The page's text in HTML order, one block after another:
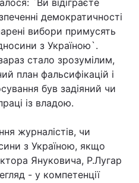
`Ви відіграєте
демократичності
вибори примусять
з Україною`.
стало зрозумілим,
план фальсифікацій і
був задіяний чи
із владою.
журналістів, чи
з Україною, якщо
Януковича, Р.Лугар
- у компетенції